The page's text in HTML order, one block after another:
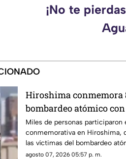
¡No te
Hiroshima conmemora
bombardeo atómico
silencio
Miles de personas participaron
conmemorativa en Hiroshima,
las víctimas del bombardeo
1945
agosto 07, 2026 05:57 p. m.